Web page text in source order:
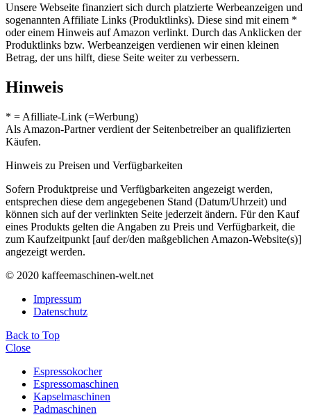
Unsere Webseite finanziert sich durch platzierte Werbeanzeigen und
sogenannten Affiliate Links (Produktlinks). Diese sind mit einem *
oder einem Hinweis auf Amazon verlinkt. Durch das Anklicken der
Produktlinks bzw. Werbeanzeigen verdienen wir einen kleinen
Betrag, der uns hilft, diese Seite weiter zu verbessern.
Hinweis
* = Afilliate-Link (=Werbung)
Als Amazon-Partner verdient der Seitenbetreiber an qualifizierten
Käufen.
Hinweis zu Preisen und Verfügbarkeiten
Sofern Produktpreise und Verfügbarkeiten angezeigt werden,
entsprechen diese dem angegebenen Stand (Datum/Uhrzeit) und
können sich auf der verlinkten Seite jederzeit ändern. Für den Kauf
eines Produkts gelten die Angaben zu Preis und Verfügbarkeit, die
zum Kaufzeitpunkt [auf der/den maßgeblichen Amazon-Website(s)]
angezeigt werden.
© 2020 kaffeemaschinen-welt.net
Impressum
Datenschutz
Back to Top
Close
Espressokocher
Espressomaschinen
Kapselmaschinen
Padmaschinen